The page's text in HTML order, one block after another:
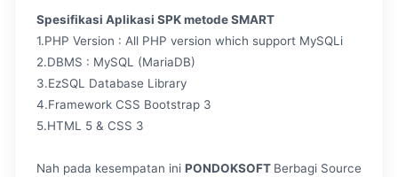
Spesifikasi Aplikasi SPK metode SMART
1.PHP Version : All PHP version which support MySQLi
2.DBMS : MySQL (MariaDB)
3.EzSQL Database Library
4.Framework CSS Bootstrap 3
5.HTML 5 & CSS 3
Nah pada kesempatan ini PONDOKSOFT Berbagi Source